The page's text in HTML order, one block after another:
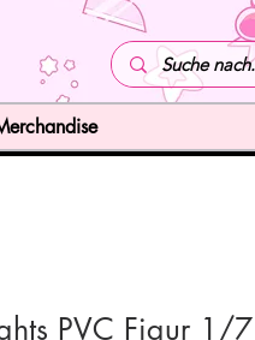
PVC Figur 1/7